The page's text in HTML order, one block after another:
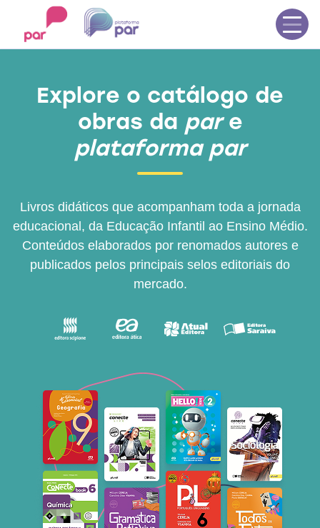
Propostas educacionais
Catálogo de obras
Entrar no Plurall
Explore o catálogo de
obras da pare
plataforma par
Livros didáticos que acompanham toda a jornada
educacional, da Educação Infantil ao Ensino Médio.
Conteúdos elaborados por renomados autores e
publicados pelos principais selos editoriais do
mercado.